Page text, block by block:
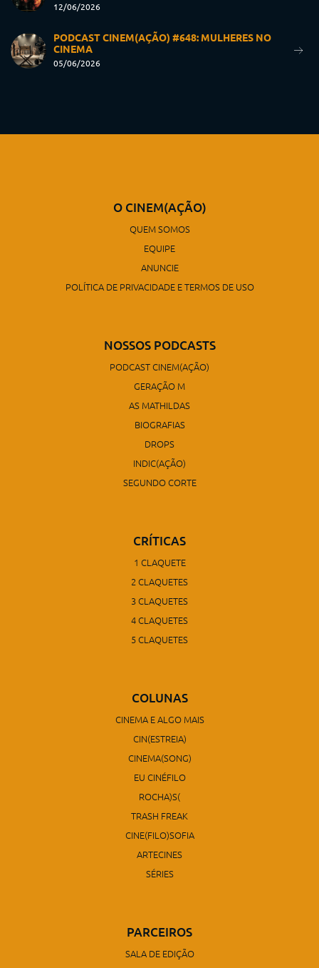
12/06/2026
PODCAST CINEM(AÇÃO) #648: MULHERES NO
CINEMA
05/06/2026
O CINEM(AÇÃO)
QUEM SOMOS
EQUIPE
ANUNCIE
POLÍTICA DE PRIVACIDADE E TERMOS DE USO
NOSSOS PODCASTS
PODCAST CINEM(AÇÃO)
GERAÇÃO M
AS MATHILDAS
BIOGRAFIAS
DROPS
INDIC(AÇÃO)
SEGUNDO CORTE
CRÍTICAS
1 CLAQUETE
2 CLAQUETES
3 CLAQUETES
4 CLAQUETES
5 CLAQUETES
COLUNAS
CINEMA E ALGO MAIS
CIN(ESTREIA)
CINEMA(SONG)
EU CINÉFILO
ROCHA)S(
TRASH FREAK
CINE(FILO)SOFIA
ARTECINES
SÉRIES
PARCEIROS
SALA DE EDIÇÃO